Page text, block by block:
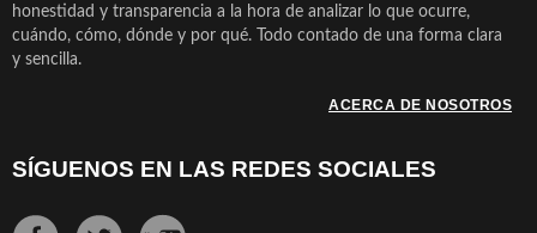
honestidad y transparencia a la hora de analizar lo que ocurre,
cuándo, cómo, dónde y por qué. Todo contado de una forma clara
y sencilla.
ACERCA DE NOSOTROS
SÍGUENOS EN LAS REDES SOCIALES